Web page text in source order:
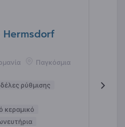
Hermsdorf
Παγκόσμια
ρύθμισης
κεραμικό